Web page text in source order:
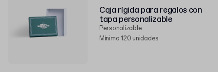
Caja rígida para regalos con
tapa personalizable
Personalizable
Mínimo 120 unidades